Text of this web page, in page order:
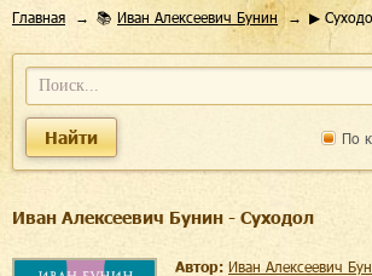
Главная 📚 Иван Алексеевич Бунин ▶
По
Найти
Иван Алексеевич Бунин - Суходол
Автор: Иван Алексеевич